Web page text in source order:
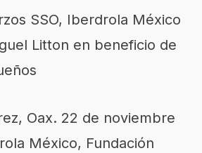
SSO, Iberdrola México
Litton en beneficio de
Oax. 22 de noviembre
México, Fundación